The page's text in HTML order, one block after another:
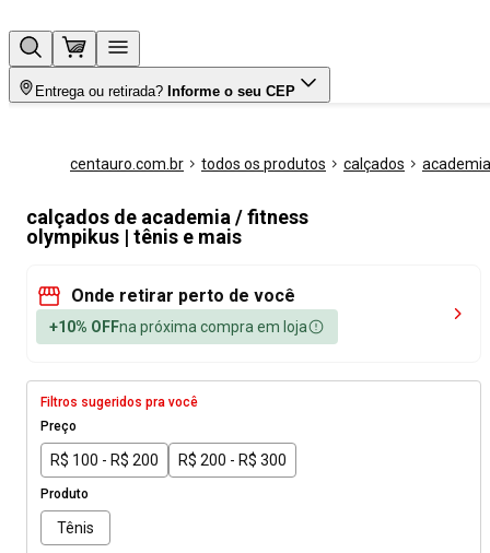
Entrega ou retirada? Informe o seu CEP
centauro.com.br todos os produtos calçados
calçados de academia / fitness
olympikus | tênis e mais
Onde retirar perto de você
+10% OFFna próxima compra em loja
Filtros sugeridos pra você
Preço
R$ 100 - R$ 200 R$ 200 - R$ 300
Produto
Tênis